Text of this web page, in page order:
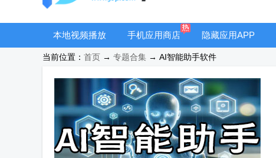
本地视频播放
器
手机应用商店 隐藏应用APP
游戏库合集
当前位置： 首页 → 专题合集 → AI智能助手软件